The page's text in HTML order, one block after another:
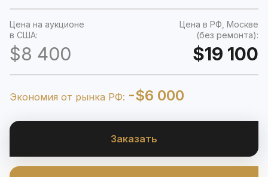
Цена на аукционе
в США:
$8 400
Цена в РФ, Москве
(без ремонта):
$19 100
Экономия от рынка РФ: -$6 000
Заказать